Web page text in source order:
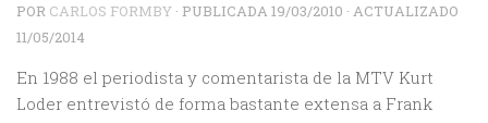
POR CARLOS FORMBY · PUBLICADA 19/03/2010 · ACTUALIZADO
11/05/2014
En 1988 el periodista y comentarista de la MTV Kurt
Loder entrevistó de forma bastante extensa a Frank